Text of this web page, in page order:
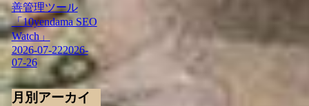
善管理ツール
「10yendama SEO
Watch」
2026-07-222026-
07-26
月別アーカイ